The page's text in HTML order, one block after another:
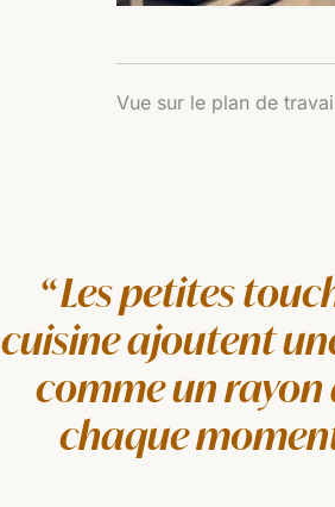
Vue sur le plan de
Les petites
cuisine ajoutent
comme un
chaque